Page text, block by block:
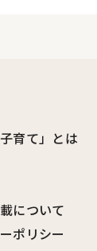
育て」とは
について
ポリシー